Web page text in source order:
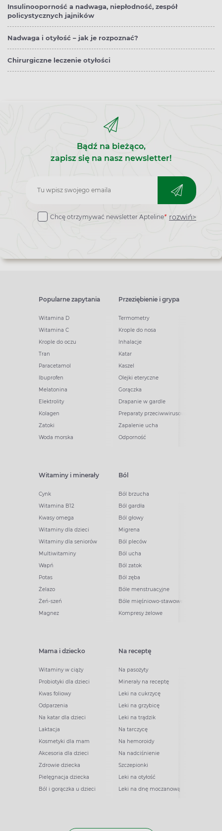
Insulinooporność a nadwaga, niepłodność, zespół
policystycznych jajników
Nadwaga i otyłość – jak je rozpoznać?
Chirurgiczne leczenie otyłości
Bądź na bieżąco,
zapisz się na nasz newsletter!
Zapisz
Chcę otrzymywać newsletter Apteline* rozwiń>
Popularne zapytania
Witamina D
Witamina C
Krople do oczu
Tran
Paracetamol
Ibuprofen
Melatonina
Elektrolity
Kolagen
Zatoki
Woda morska
Przeziębienie i grypa
Termometry
Krople do nosa
Inhalacje
Katar
Kaszel
Olejki eteryczne
Gorączka
Drapanie w gardle
Preparaty przeciwwirusowe
Zapalenie ucha
Odporność
Witaminy i minerały
Cynk
Witamina B12
Kwasy omega
Witaminy dla dzieci
Witaminy dla seniorów
Multiwitaminy
Wapń
Potas
Żelazo
Żeń-szeń
Magnez
Ból
Ból brzucha
Ból gardła
Ból głowy
Migrena
Ból pleców
Ból ucha
Ból zatok
Ból zęba
Bóle menstruacyjne
Bóle mięśniowo-stawowe
Kompresy żelowe
Mama i dziecko
Witaminy w ciąży
Probiotyki dla dzieci
Kwas foliowy
Odparzenia
Na katar dla dzieci
Laktacja
Kosmetyki dla mam
Akcesoria dla dzieci
Zdrowie dziecka
Pielęgnacja dziecka
Ból i gorączka u dzieci
Na receptę
Na pasożyty
Minerały na receptę
Leki na cukrzycę
Leki na grzybicę
Leki na trądzik
Na tarczycę
Na hemoroidy
Na nadciśnienie
Szczepionki
Leki na otyłość
Leki na dnę moczanową